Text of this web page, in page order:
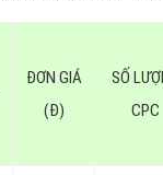
ĐƠN GIÁ
(Đ)
SỐ
CPC